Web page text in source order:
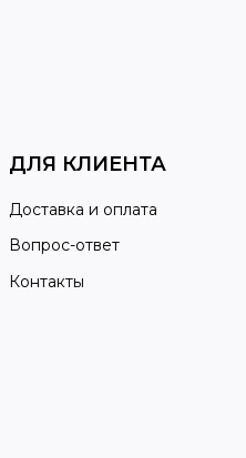
ДЛЯ КЛИЕНТА
Доставка и оплата
Вопрос-ответ
Контакты